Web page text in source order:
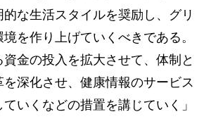
な生活スタイルを奨励し、グリ
を作り上げていくべきである。
金の投入を拡大させて、体制と
を深化させ、健康情報のサービス
いくなどの措置を講じていく」